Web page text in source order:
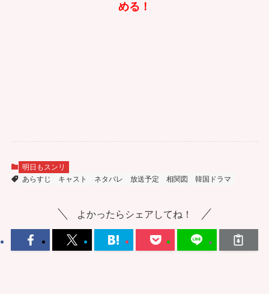
める！
明日もスンリ
あらすじ
キャスト ネタバレ 放送予定 相関図 韓国ドラマ
よかったらシェアしてね！